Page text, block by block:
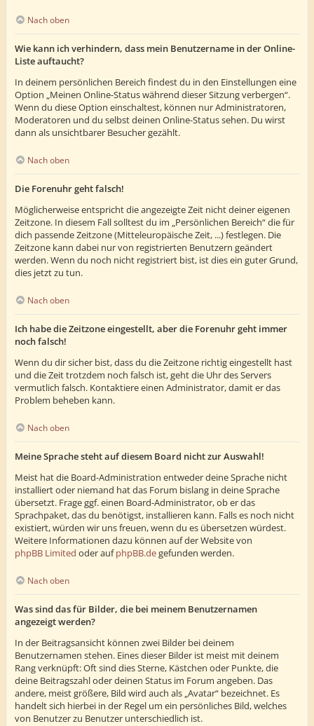
Nach oben
Wie kann ich verhindern, dass mein Benutzername in der Online-
Liste auftaucht?
In deinem persönlichen Bereich findest du in den Einstellungen eine
Option „Meinen Online-Status während dieser Sitzung verbergen“.
Wenn du diese Option einschaltest, können nur Administratoren,
Moderatoren und du selbst deinen Online-Status sehen. Du wirst
dann als unsichtbarer Besucher gezählt.
Nach oben
Die Forenuhr geht falsch!
Möglicherweise entspricht die angezeigte Zeit nicht deiner eigenen
Zeitzone. In diesem Fall solltest du im „Persönlichen Bereich“ die für
dich passende Zeitzone (Mitteleuropäische Zeit, ...) festlegen. Die
Zeitzone kann dabei nur von registrierten Benutzern geändert
werden. Wenn du noch nicht registriert bist, ist dies ein guter Grund,
dies jetzt zu tun.
Nach oben
Ich habe die Zeitzone eingestellt, aber die Forenuhr geht immer
noch falsch!
Wenn du dir sicher bist, dass du die Zeitzone richtig eingestellt hast
und die Zeit trotzdem noch falsch ist, geht die Uhr des Servers
vermutlich falsch. Kontaktiere einen Administrator, damit er das
Problem beheben kann.
Nach oben
Meine Sprache steht auf diesem Board nicht zur Auswahl!
Meist hat die Board-Administration entweder deine Sprache nicht
installiert oder niemand hat das Forum bislang in deine Sprache
übersetzt. Frage ggf. einen Board-Administrator, ob er das
Sprachpaket, das du benötigst, installieren kann. Falls es noch nicht
existiert, würden wir uns freuen, wenn du es übersetzen würdest.
Weitere Informationen dazu können auf der Website von
phpBB Limited oder aufphpBB.degefunden werden.
Nach oben
Was sind das für Bilder, die bei meinem Benutzernamen
angezeigt werden?
In der Beitragsansicht können zwei Bilder bei deinem
Benutzernamen stehen. Eines dieser Bilder ist meist mit deinem
Rang verknüpft: Oft sind dies Sterne, Kästchen oder Punkte, die
deine Beitragszahl oder deinen Status im Forum angeben. Das
andere, meist größere, Bild wird auch als „Avatar“ bezeichnet. Es
handelt sich hierbei in der Regel um ein persönliches Bild, welches
von Benutzer zu Benutzer unterschiedlich ist.